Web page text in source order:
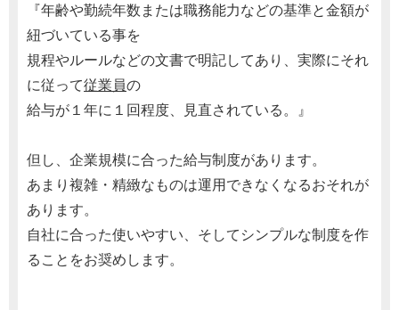
『年齢や勤続年数または職務能力などの基準と金額が
紐づいている事を
規程やルールなどの文書で明記してあり、実際にそれ
に従って従業員の
給与が１年に１回程度、見直されている。』
但し、企業規模に合った給与制度があります。
あまり複雑・精緻なものは運用できなくなるおそれが
あります。
自社に合った使いやすい、そしてシンプルな制度を作
ることをお奨めします。